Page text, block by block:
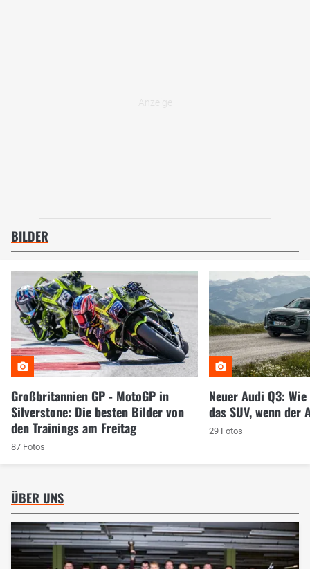
BILDER
Großbritannien GP - MotoGP in
Silverstone: Die besten Bilder von
den Trainings am Freitag
87 Fotos
Neuer Audi Q3:
das SUV, wenn der
29 Fotos
ÜBER UNS